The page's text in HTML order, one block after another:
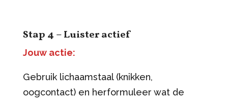
Stap 4 – Luister actief
Jouw actie:
Gebruik lichaamstaal (knikken,
oogcontact) en herformuleer wat de